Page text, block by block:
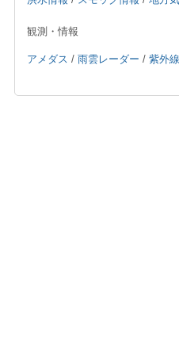
観測・情報
アメダス / 雨雲レーダー / 紫外